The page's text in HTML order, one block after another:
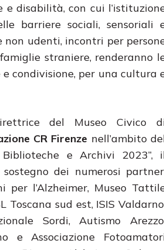
disabilità, con cui
barriere sociali, sensoriali
udenti, incontri per
straniere, renderanno
condivisione, per una cultura
del Museo Civico
CR Firenze nell’ambito
e Archivi 2023”,
dei numerosi
per l’Alzheimer, Museo
Toscana sud est, ISIS
Sordi, Autismo
e Associazione